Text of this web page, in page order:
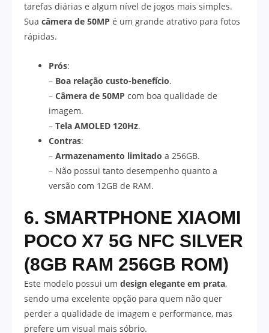
tarefas diárias e algum nível de jogos mais simples.
Sua câmera de 50MP é um grande atrativo para fotos
rápidas.
Prós:
– Boa relação custo-benefício.
–Câmera de 50MP com boa qualidade de
imagem.
–Tela AMOLED 120Hz.
Contras:
–Armazenamento limitado a 256GB.
– Não possui tanto desempenho quanto a
versão com 12GB de RAM.
6. SMARTPHONE XIAOMI
POCO X7 5G NFC SILVER
(8GB RAM 256GB ROM)
Este modelo possui um design elegante em prata,
sendo uma excelente opção para quem não quer
perder a qualidade de imagem e performance, mas
prefere um visual mais sóbrio.